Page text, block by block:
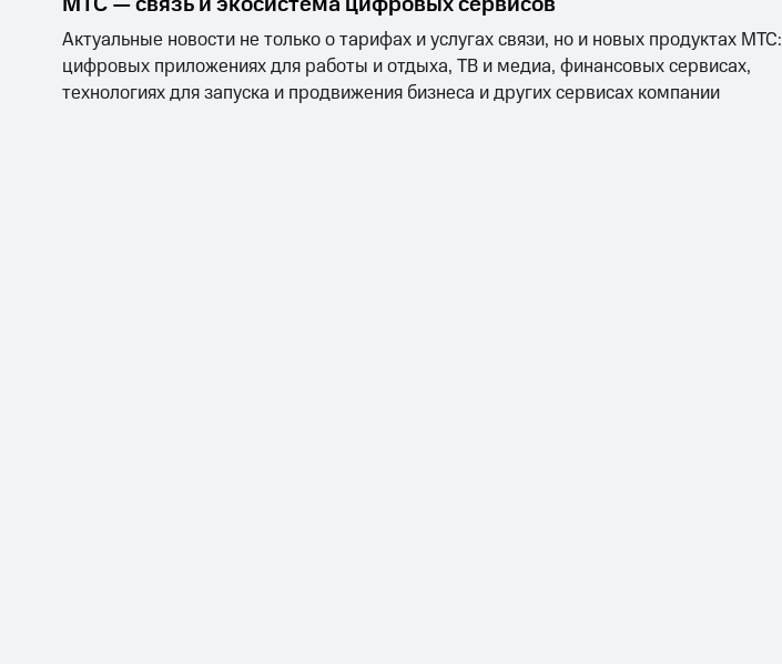
Актуальные новости не только о тарифах и услугах связи, но и новых продуктах МТС:
цифровых приложениях для работы и отдыха, ТВ и медиа, финансовых сервисах,
технологиях для запуска и продвижения бизнеса и других сервисах компании